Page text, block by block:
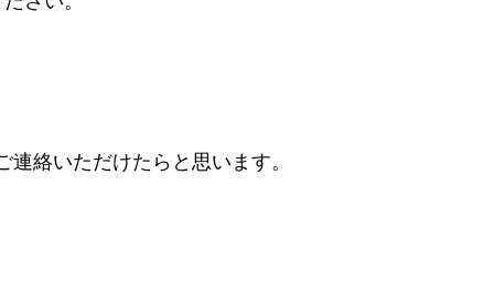
絡いただけたらと思います。